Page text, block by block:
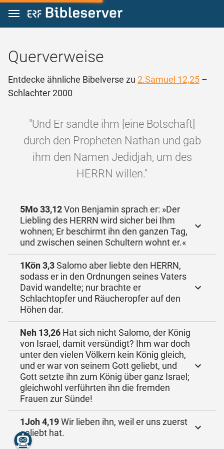
Zum Inhalt springen
Querverweise
Entdecke ähnliche Bibelverse zu 2.Samuel 12,25 –
Schlachter 2000
"Und Er sandte ihm [eine Botschaft]
durch den Propheten Nathan und gab
ihm den Namen Jedidjah, um des
HERRN willen."
5Mo 33,12Von Benjamin sprach er: »Der
Liebling des HERRN wird sicher bei Ihm
wohnen; Er beschirmt ihn den ganzen Tag,
und zwischen seinen Schultern wohnt er.«
1Kön 3,3Salomo aber liebte den HERRN,
sodass er in den Ordnungen seines Vaters
David wandelte; nur brachte er
Schlachtopfer und Räucheropfer auf den
Höhen dar.
Neh 13,26 Hat sich nicht Salomo, der König
von Israel, damit versündigt? Ihm war doch
unter den vielen Völkern kein König gleich,
und er war von seinem Gott geliebt, und
Gott setzte ihn zum König über ganz Israel;
gleichwohl verführten ihn die fremden
Frauen zur Sünde!
1Joh 4,19Wir lieben ihn, weil er uns zuerst
geliebt hat.